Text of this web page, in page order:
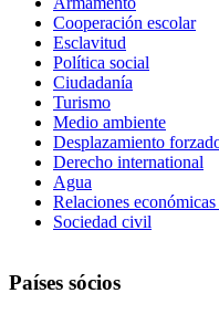
Cooperación escolar
Esclavitud
Política social
Ciudadanía
Turismo
Medio ambiente
Desplazamiento
Derecho international
Agua
Relaciones
Sociedad civil
Países sócios